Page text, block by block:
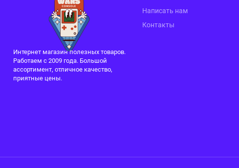
Интернет магазин полезных товаров.
Работаем с 2009 года. Большой
ассортимент, отличное качество,
приятные цены.
Написать нам
Контакты